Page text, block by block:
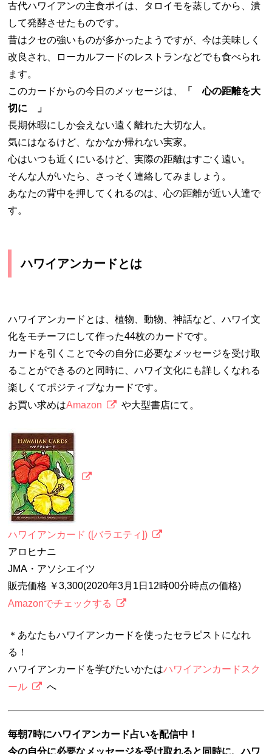
古代ハワイアンの主食ポイは、タロイモを蒸してから、潰
して発酵させたものです。
昔はクセの強いものが多かったようですが、今は美味しく
改良され、ローカルフードのレストランなどでも食べられ
ます。
このカードからの今日のメッセージは、
「 心の距離を大
切に 」
長期休暇にしか会えない遠く離れた大切な人。
気にはなるけど、なかなか帰れない実家。
心はいつも近くにいるけど、実際の距離はすごく遠い。
そんな人がいたら、さっそく連絡してみましょう。
あなたの背中を押してくれるのは、心の距離が近い人達で
す。
ハワイアンカードとは
ハワイアンカードとは、植物、動物、神話など、ハワイ文
化をモチーフにして作った44枚のカードです。
カードを引くことで今の自分に必要なメッセージを受け取
ることができるのと同時に、ハワイ文化にも詳しくなれる
楽しくてポジティブなカードです。
お買い求めはAmazon や大型書店にて。
ハワイアンカード ([バラエティ])
アロヒナニ
JMA・アソシエイツ
販売価格 ￥3,300(2020年3月1日12時00分時点の価格)
Amazonでチェックする
＊あなたもハワイアンカードを使ったセラピストになれ
る！
ハワイアンカードを学びたいかたはハワイアンカードスク
ール
へ
毎朝7時にハワイアンカード占いを配信中！
今の自分に必要なメッセージを受け取れると同時に、ハワ